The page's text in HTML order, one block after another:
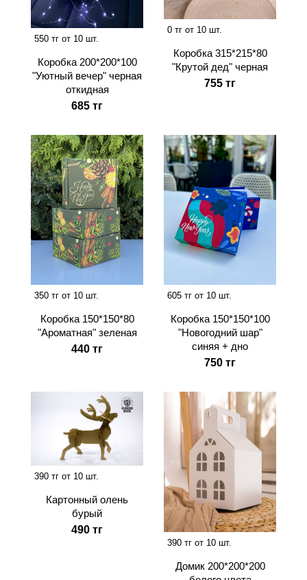
550 тг от 10 шт.
Коробка 200*200*100
"Уютный вечер" черная
откидная
685 тг
0 тг от 10 шт.
Коробка 315*215*80
"Крутой дед" черная
755 тг
350 тг от 10 шт.
Коробка 150*150*80
"Ароматная" зеленая
440 тг
605 тг от 10 шт.
Коробка 150*150*100
"Новогодний шар"
синяя + дно
750 тг
390 тг от 10 шт.
Картонный олень
бурый
490 тг
390 тг от 10 шт.
Домик 200*200*200